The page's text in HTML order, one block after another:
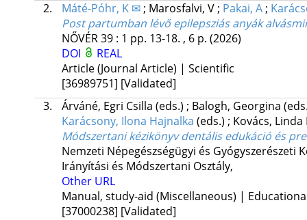
2.
Máté-Póhr, K ✉; Marosfalvi, V; Pakai, A;
Post partumban lévő epilepsziás anyák
NŐVÉR39: 1 pp. 13-18. , 6 p. (2026)
DOI
REAL
Article (Journal Article) | Scientific
[36989751] [Validated]
3.
Árváné, Egri Csilla (eds.) ; Balogh, Georgina
Karácsony, Ilona Hajnalka (eds.) ; Kovács,
Módszertani kézikönyv dentális edukáció és
Nemzeti Népegészségügyi és Gyógyszerészeti
Irányítási és Módszertani Osztály,
Other URL
Manual, study-aid (Miscellaneous) |
[37000238] [Validated]